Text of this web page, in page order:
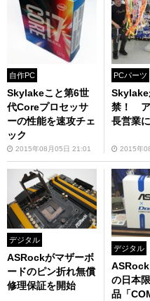
自作PC
Skylakeこと第6世
代Coreプロセッサ
ーの性能を速攻チェ
ック
2015年08月05日 21:01
PCパーツ
Skylake
禁！ ア
長営業
2015年
デジタル
ASRockがマザーボ
ードのピン折れ無償
修理保証を開始
デジタル
の日本
品「